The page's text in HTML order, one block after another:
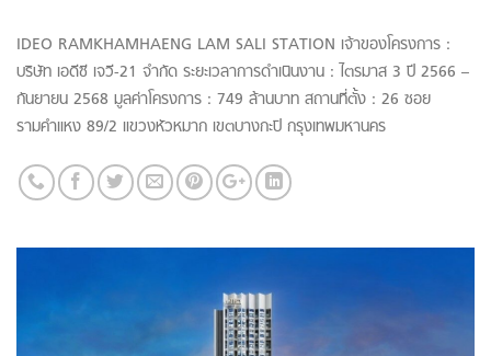
IDEO RAMKHAMHAENG LAM SALI STATION เจ้าของโครงการ :
บริษัท เอดีซี เจวี-21 จำกัด ระยะเวลาการดำเนินงาน : ไตรมาส 3 ปี 2566 –
กันยายน 2568 มูลค่าโครงการ : 749 ล้านบาท สถานที่ตั้ง : 26 ซอย
รามคำแหง 89/2 แขวงหัวหมาก เขตบางกะปิ กรุงเทพมหานคร